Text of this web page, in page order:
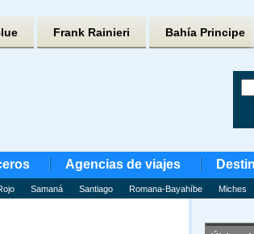
Frank Rainieri Bahía Principe
Agencias de viajes
Samaná Santiago Romana-Bayahíbe Miches